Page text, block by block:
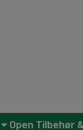
Open Tilbehør